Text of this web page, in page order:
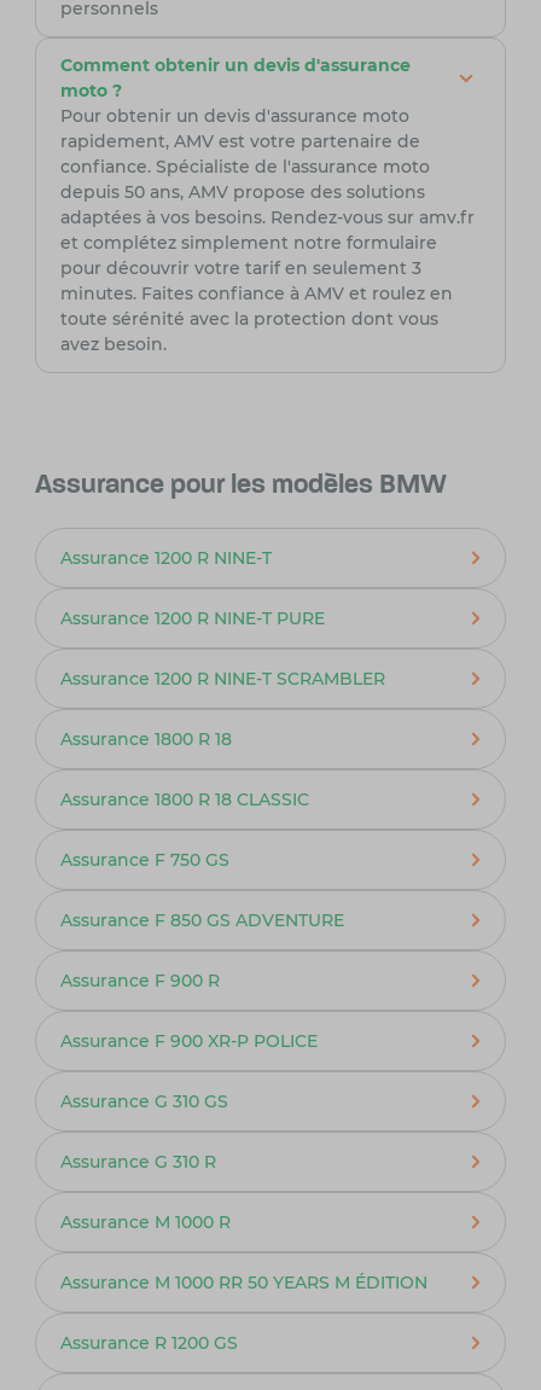
personnels
Comment obtenir un devis d'assurance
moto ?
Pour obtenir un devis d'assurance moto
rapidement, AMV est votre partenaire de
confiance. Spécialiste de l'assurance moto
depuis 50 ans, AMV propose des solutions
adaptées à vos besoins. Rendez-vous sur amv.fr
et complétez simplement notre formulaire
pour découvrir votre tarif en seulement 3
minutes. Faites confiance à AMV et roulez en
toute sérénité avec la protection dont vous
avez besoin.
Assurance pour les modèles BMW
Assurance 1200 R NINE-T
Assurance 1200 R NINE-T PURE
Assurance 1200 R NINE-T SCRAMBLER
Assurance 1800 R 18
Assurance 1800 R 18 CLASSIC
Assurance F 750 GS
Assurance F 850 GS ADVENTURE
Assurance F 900 R
Assurance F 900 XR-P POLICE
Assurance G 310 GS
Assurance G 310 R
Assurance M 1000 R
Assurance M 1000 RR 50 YEARS M ÉDITION
Assurance R 1200 GS